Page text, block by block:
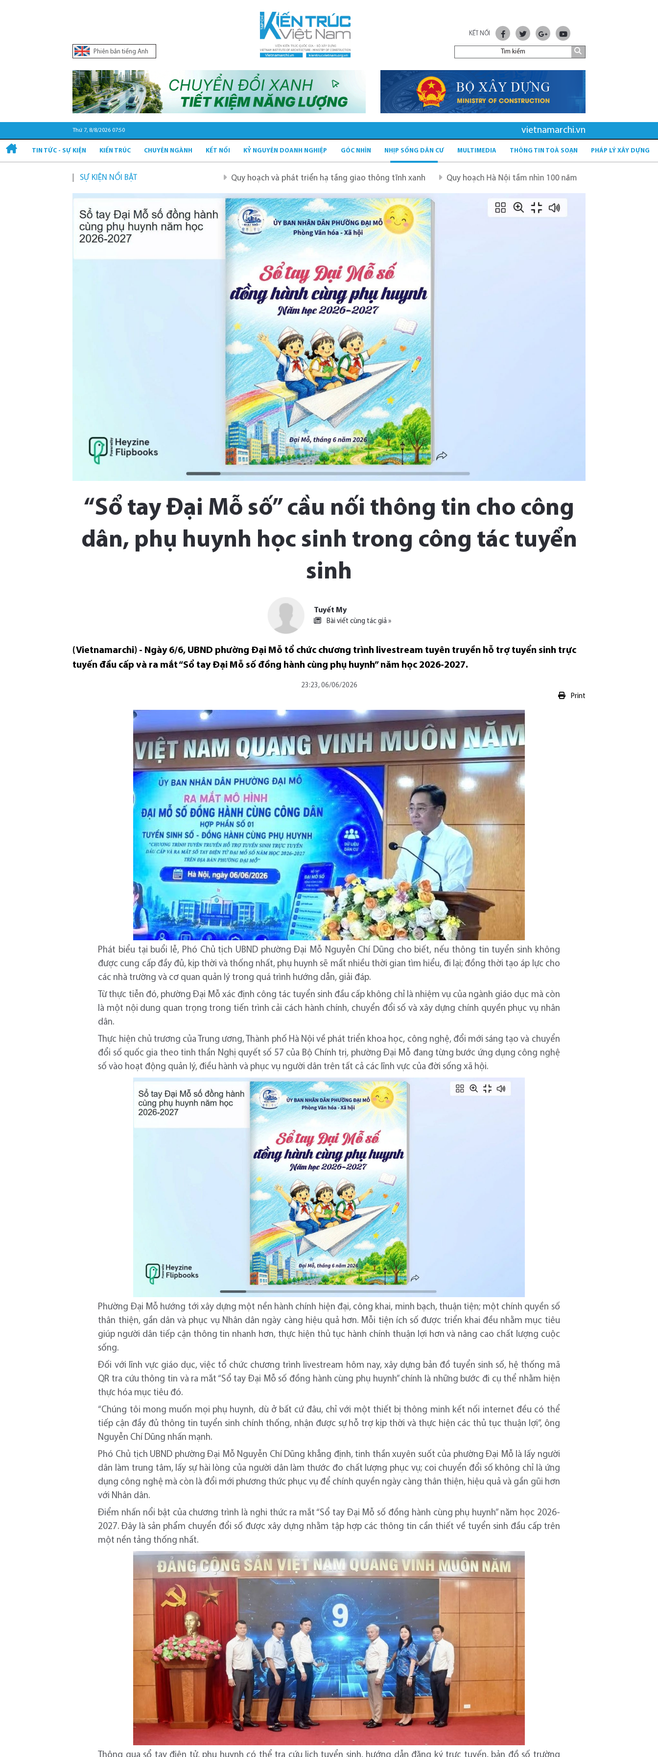
Phiên bản tiếng Anh
KẾT NỐI
Thứ 7, 8/8/2026 07:50 vietnamarchi.vn
TIN TỨC - SỰ KIỆN KIẾN TRÚC CHUYÊN NGÀNH KẾT NỐI KỶ NGUYÊN DOANH NGHIỆP GÓC NHÌN NHỊP SỐNG DÂN CƯ MULTIMEDIA THÔNG TIN TOÀ SOẠN PHÁP LÝ XÂY DỰNG
SỰ KIỆN NỔI BẬT Quy hoạch và phát triển hạ tầng giao thông tĩnh xanh Quy hoạch Hà Nội tầm nhìn 100 năm Quy hoạch mới sau sáp nhập
“Sổ tay Đại Mỗ số” cầu nối thông tin cho công
dân, phụ huynh học sinh trong công tác tuyển
sinh
Tuyết My
Bài viết cùng tác giả »
(Vietnamarchi) - Ngày 6/6, UBND phường Đại Mỗ tổ chức chương trình livestream tuyên truyền hỗ trợ tuyển sinh trực
tuyến đầu cấp và ra mắt “Sổ tay Đại Mỗ số đồng hành cùng phụ huynh” năm học 2026-2027.
23:23, 06/06/2026
Print
Phát biểu tại buổi lễ, Phó Chủ tịch UBND phường Đại Mỗ Nguyễn Chí Dũng cho biết, nếu thông tin tuyển sinh không
được cung cấp đầy đủ, kịp thời và thống nhất, phụ huynh sẽ mất nhiều thời gian tìm hiểu, đi lại; đồng thời tạo áp lực cho
các nhà trường và cơ quan quản lý trong quá trình hướng dẫn, giải đáp.
Từ thực tiễn đó, phường Đại Mỗ xác định công tác tuyển sinh đầu cấp không chỉ là nhiệm vụ của ngành giáo dục mà còn
là một nội dung quan trọng trong tiến trình cải cách hành chính, chuyển đổi số và xây dựng chính quyền phục vụ nhân
dân.
Thực hiện chủ trương của Trung ương, Thành phố Hà Nội về phát triển khoa học, công nghệ, đổi mới sáng tạo và chuyển
đổi số quốc gia theo tinh thần Nghị quyết số 57 của Bộ Chính trị, phường Đại Mỗ đang từng bước ứng dụng công nghệ
số vào hoạt động quản lý, điều hành và phục vụ người dân trên tất cả các lĩnh vực của đời sống xã hội.
Phường Đại Mỗ hướng tới xây dựng một nền hành chính hiện đại, công khai, minh bạch, thuận tiện; một chính quyền số
thân thiện, gần dân và phục vụ Nhân dân ngày càng hiệu quả hơn. Mỗi tiện ích số được triển khai đều nhằm mục tiêu
giúp người dân tiếp cận thông tin nhanh hơn, thực hiện thủ tục hành chính thuận lợi hơn và nâng cao chất lượng cuộc
sống.
Đối với lĩnh vực giáo dục, việc tổ chức chương trình livestream hôm nay, xây dựng bản đồ tuyển sinh số, hệ thống mã
QR tra cứu thông tin và ra mắt “Sổ tay Đại Mỗ số đồng hành cùng phụ huynh” chính là những bước đi cụ thể nhằm hiện
thực hóa mục tiêu đó.
“Chúng tôi mong muốn mọi phụ huynh, dù ở bất cứ đâu, chỉ với một thiết bị thông minh kết nối internet đều có thể
tiếp cận đầy đủ thông tin tuyển sinh chính thống, nhận được sự hỗ trợ kịp thời và thực hiện các thủ tục thuận lợi”, ông
Nguyễn Chí Dũng nhấn mạnh.
Phó Chủ tịch UBND phường Đại Mỗ Nguyễn Chí Dũng khẳng định, tinh thần xuyên suốt của phường Đại Mỗ là lấy người
dân làm trung tâm, lấy sự hài lòng của người dân làm thước đo chất lượng phục vụ; coi chuyển đổi số không chỉ là ứng
dụng công nghệ mà còn là đổi mới phương thức phục vụ để chính quyền ngày càng thân thiện, hiệu quả và gần gũi hơn
với Nhân dân.
Điểm nhấn nổi bật của chương trình là nghi thức ra mắt “Sổ tay Đại Mỗ số đồng hành cùng phụ huynh” năm học 2026-
2027. Đây là sản phẩm chuyển đổi số được xây dựng nhằm tập hợp các thông tin cần thiết về tuyển sinh đầu cấp trên
một nền tảng thống nhất.